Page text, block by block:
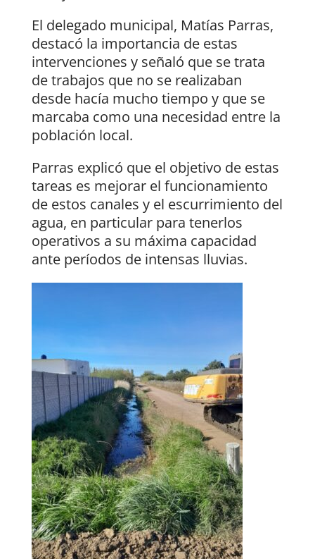
El delegado municipal, Matías Parras,
destacó la importancia de estas
intervenciones y señaló que se trata
de trabajos que no se realizaban
desde hacía mucho tiempo y que se
marcaba como una necesidad entre la
población local.
Parras explicó que el objetivo de estas
tareas es mejorar el funcionamiento
de estos canales y el escurrimiento del
agua, en particular para tenerlos
operativos a su máxima capacidad
ante períodos de intensas lluvias.